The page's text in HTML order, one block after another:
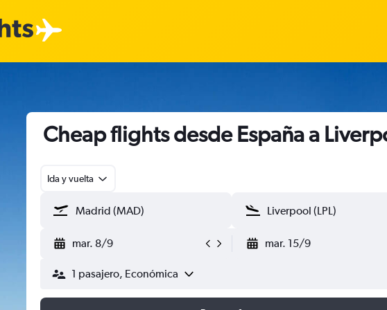
Cheap flights desde España a
Ida y vuelta
mar. 8/9 mar. 15/9
1 pasajero, Económica